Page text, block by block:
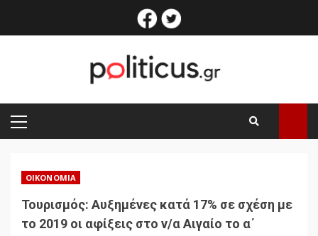
facebook
PRIMARY
MENU
ΟΙΚΟΝΟΜΊΑ
Τουρισμός: Αυξημένες κατά 17% σε σχέση με
το 2019 οι αφίξεις στο ν/α Αιγαίο το α΄